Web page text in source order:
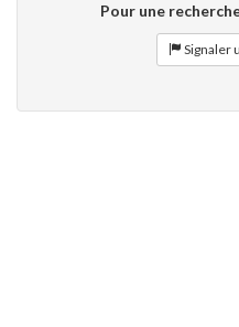
Pour une
Signaler